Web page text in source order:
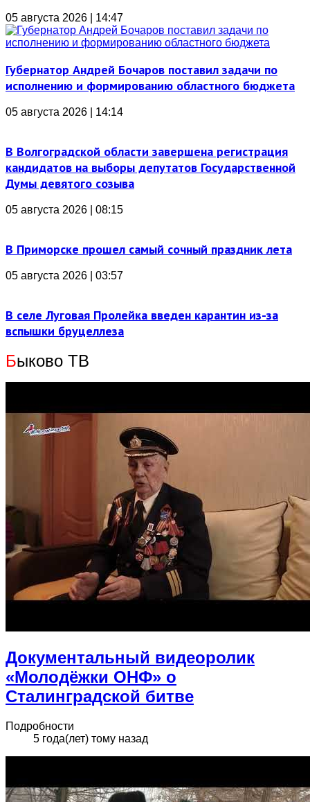
05 августа 2026 | 14:47
Губернатор Андрей Бочаров поставил задачи по
исполнению и формированию областного бюджета
05 августа 2026 | 14:14
В Волгоградской области завершена регистрация
кандидатов на выборы депутатов Государственной
Думы девятого созыва
05 августа 2026 | 08:15
В Приморске прошел самый сочный праздник лета
05 августа 2026 | 03:57
В селе Луговая Пролейка введен карантин из-за
вспышки бруцеллеза
Быково ТВ
Документальный видеоролик
«Молодёжки ОНФ» о
Сталинградской битве
Подробности
5 года(лет) тому назад